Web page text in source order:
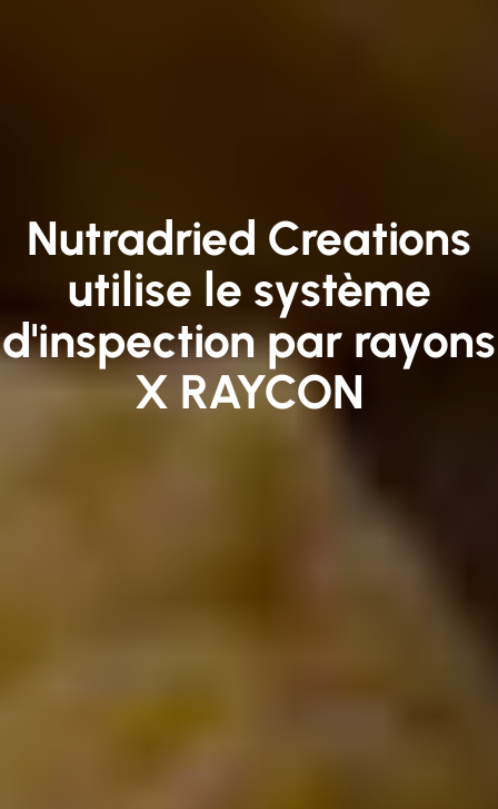
Nutradried Creations
utilise le système
d'inspection par rayons
X RAYCON